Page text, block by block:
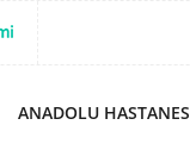
ANADOLU